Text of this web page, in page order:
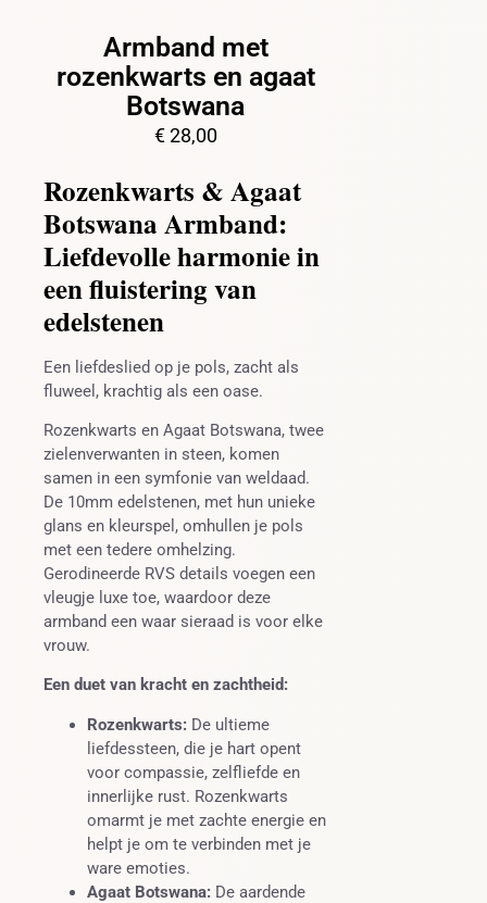
Armband met
rozenkwarts en agaat
Botswana
€28,00
Rozenkwarts & Agaat
Botswana Armband:
Liefdevolle harmonie in
een fluistering van
edelstenen
Een liefdeslied op je pols, zacht als
fluweel, krachtig als een oase.
Rozenkwarts en Agaat Botswana, twee
zielenverwanten in steen, komen
samen in een symfonie van weldaad.
De 10mm edelstenen, met hun unieke
glans en kleurspel, omhullen je pols
met een tedere omhelzing.
Gerodineerde RVS details voegen een
vleugje luxe toe, waardoor deze
armband een waar sieraad is voor elke
vrouw.
Een duet van kracht en zachtheid:
Rozenkwarts: De ultieme
liefdessteen, die je hart opent
voor compassie, zelfliefde en
innerlijke rust. Rozenkwarts
omarmt je met zachte energie en
helpt je om te verbinden met je
ware emoties.
Agaat Botswana: De aardende